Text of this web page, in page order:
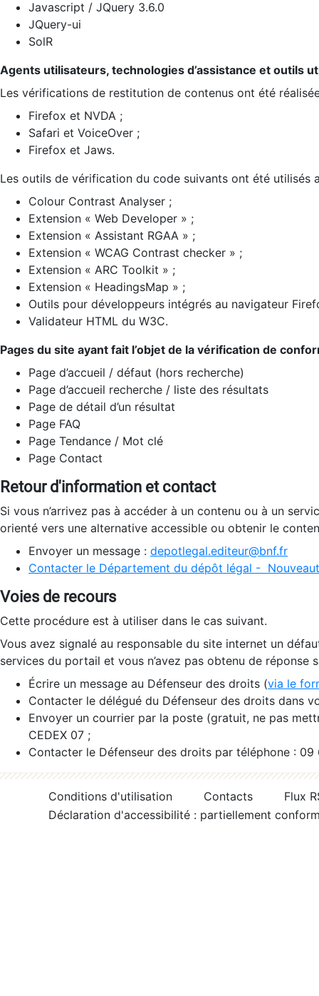
Javascript / JQuery 3.6.0
JQuery-ui
SolR
Agents utilisateurs, technologies d’assistance et outils
Les vérifications de restitution de contenus ont été
Firefox et NVDA ;
Safari et VoiceOver ;
Firefox et Jaws.
Les outils de vérification du code suivants ont été utilisés
Colour Contrast Analyser ;
Extension « Web Developer » ;
Extension « Assistant RGAA » ;
Extension « WCAG Contrast checker » ;
Extension « ARC Toolkit » ;
Extension « HeadingsMap » ;
Outils pour développeurs intégrés au navigateur
Validateur HTML du W3C.
Pages du site ayant fait l’objet de la vérification de
Page d’accueil / défaut (hors recherche)
Page d’accueil recherche / liste des résultats
Page de détail d’un résultat
Page FAQ
Page Tendance / Mot clé
Page Contact
Retour d'information et contact
Si vous n’arrivez pas à accéder à un contenu ou à un
orienté vers une alternative accessible ou obtenir le
Envoyer un message : depotlegal.editeur@bnf.fr
Contacter le Département du dépôt légal -
Voies de recours
Cette procédure est à utiliser dans le cas suivant.
Vous avez signalé au responsable du site internet un
services du portail et vous n’avez pas obtenu de réponse
Écrire un message au Défenseur des droits (via le
Contacter le délégué du Défenseur des droits dans
Envoyer un courrier par la poste (gratuit, ne pas
CEDEX 07 ;
Contacter le Défenseur des droits par téléphone :
Conditions d'utilisation Contacts
Flux
Déclaration d'accessibilité : partiellement